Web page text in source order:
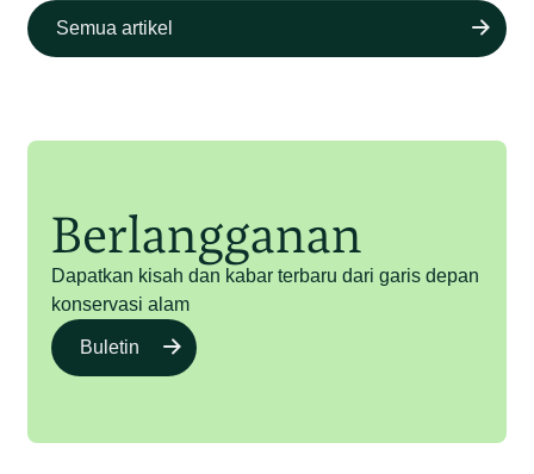
Semua artikel
Berlangganan
Dapatkan kisah dan kabar terbaru dari garis depan
konservasi alam
Buletin